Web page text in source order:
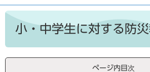
へ本
小・中学生に対する防
ページ内目次